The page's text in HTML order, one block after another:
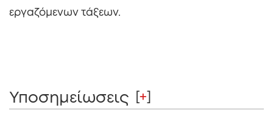
εργαζόμενων τάξεων.
Υποσημείωσεις [+